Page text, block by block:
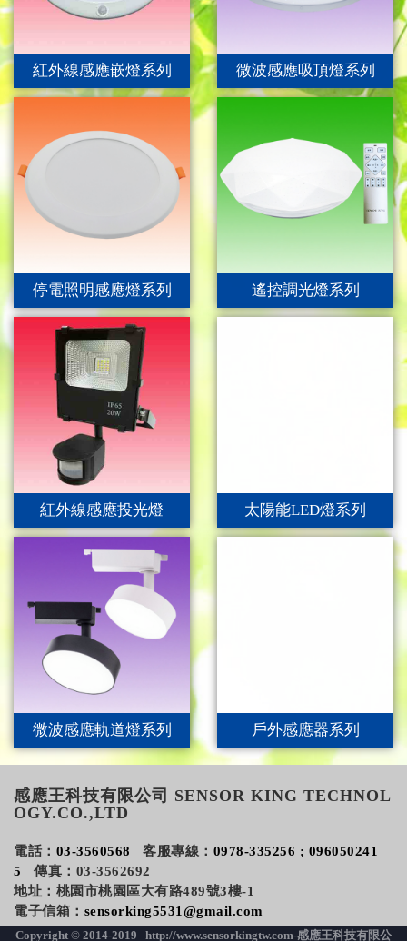
紅外線感應嵌燈系列 微波感應吸頂燈系列
停電照明感應燈系列 遙控調光燈系列
紅外線感應投光燈 太陽能LED燈系列
微波感應軌道燈系列 戶外感應器系列
感應王科技有限公司 SENSOR KING TECHNOL
OGY.CO.,LTD
電話： 03-3560568 客服專線： 0978-335256 ; 096050241
5 傳真：03-3562692
地址：桃園市桃園區大有路489號3樓-1
電子信箱： sensorking5531@gmail.com
Copyright © 2014-2019 http://www.sensorkingtw.com-感應王科技有限公